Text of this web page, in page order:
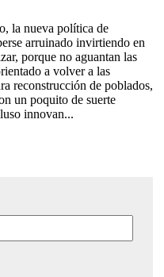
la nueva política de
arruinado invirtiendo en
porque no aguantan las
a volver a las
reconstrucción de poblados,
un poquito de suerte
innovan...